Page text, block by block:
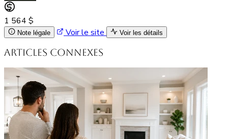
1 564 $
Note légale Voir le site Voir les détails
Articles connexes